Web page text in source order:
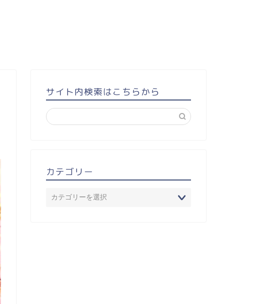
サイト内検索はこちらから
カテゴリー